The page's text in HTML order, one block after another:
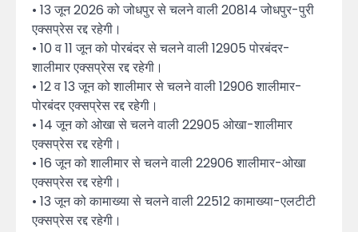
• 13 जून 2026 को जोधपुर से चलने वाली 20814 जोधपुर-पुरी
एक्सप्रेस रद्द रहेगी।
• 10 व 11 जून को पोरबंदर से चलने वाली 12905 पोरबंदर-
शालीमार एक्सप्रेस रद्द रहेगी।
• 12 व 13 जून को शालीमार से चलने वाली 12906 शालीमार-
पोरबंदर एक्सप्रेस रद्द रहेगी।
• 14 जून को ओखा से चलने वाली 22905 ओखा-शालीमार
एक्सप्रेस रद्द रहेगी।
• 16 जून को शालीमार से चलने वाली 22906 शालीमार-ओखा
एक्सप्रेस रद्द रहेगी।
• 13 जून को कामाख्या से चलने वाली 22512 कामाख्या-एलटीटी
एक्सप्रेस रद्द रहेगी।